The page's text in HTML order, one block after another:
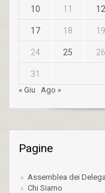
10 11 12
17 18 19
24 25 26
31
« Giu Ago »
Pagine
Assemblea dei
Chi Siamo